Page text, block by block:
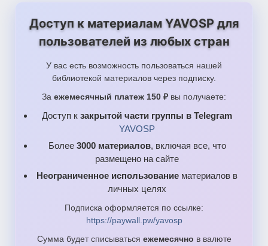
Доступ к материалам YAVOSP для
пользователей из любых стран
У вас есть возможность пользоваться нашей
библиотекой материалов через подписку.
За ежемесячный платеж 150 ₽ вы получаете:
Доступ к закрытой части группы в Telegram
YAVOSP
Более 3000 материалов, включая все, что
размещено на сайте
Неограниченное использование материалов в
личных целях
Подписка оформляется по ссылке:
https://paywall.pw/yavosp
Сумма будет списываться ежемесячно в валюте